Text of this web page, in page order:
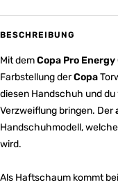
BESCHREIBUNG
Mit demCopa Pro
Farbstellung derCopa
diesen Handschuh und
Verzweiflung bringen. Der
Handschuhmodell,
wird.
Als Haftschaum kommt